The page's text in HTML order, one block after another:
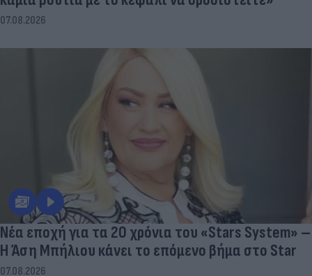
07.08.2026
Νέα εποχή για τα 20 χρόνια του «Stars System» –
Η Άση Μπήλιου κάνει το επόμενο βήμα στο Star
07.08.2026